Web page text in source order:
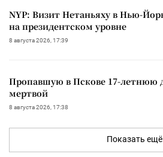
NYP: Визит Нетаньяху в Нью-
на президентском уровне
8 августа 2026, 17:39
Пропавшую в Пскове 17-летнюю
мертвой
8 августа 2026, 17:38
Показать ещё